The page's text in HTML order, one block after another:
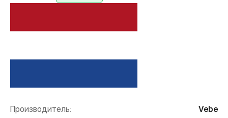
Производитель: Vebe